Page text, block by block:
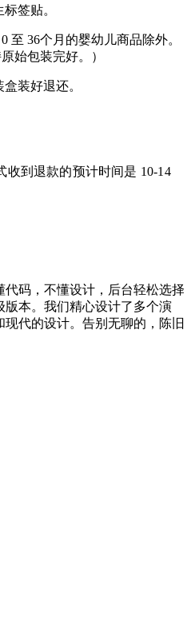
签贴。
至 36个月的婴幼儿商品除外。
始包装完好。）
装好退还。
收到退款的预计时间是 10-14
码，不懂设计，后台轻松选择
版本。我们精心设计了多个演
代的设计。告别无聊的，陈旧